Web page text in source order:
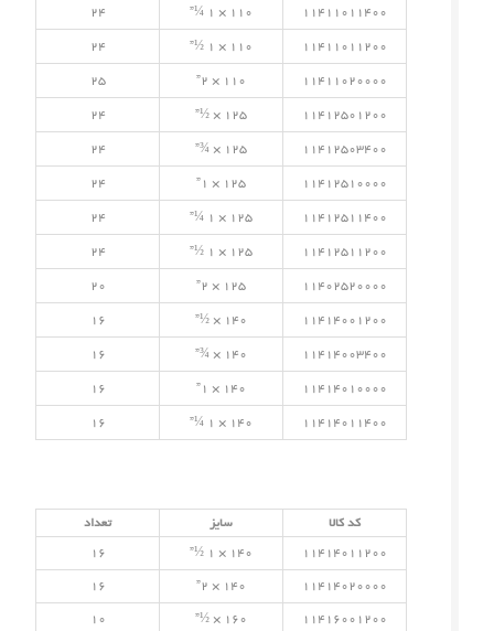
11411011400
110 × 1 ¼”
24
11411011200
110 × 1 ½”
24
11411020000
110 × 2”
25
11412501200
125 × ½”
24
11412503400
125 × ¾”
24
11412510000
125 × 1”
24
11412511400
125 × 1 ¼”
24
11412511200
125 × 1 ½”
24
11402520000
125 × 2”
20
11414001200
140 × ½”
16
11414003400
140 × ¾”
16
11414010000
140 × 1”
16
11414011400
140 × 1 ¼”
16
کد کالا سایز
تعداد
11414011200
140 × 1 ½”
16
11414020000
140 × 2”
16
11416001200
160 × ½”
10